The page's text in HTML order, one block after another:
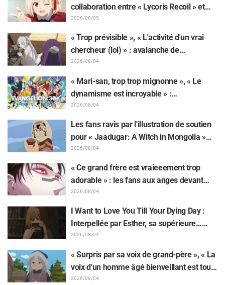
collaboration entre « Lycoris Recoil » et
Kumamine, créateur du « Chat au travail »,
suscite une pluie de « Yoshi ! »
2026/08/05
« Trop prévisible », « L'activité d'un vrai
chercheur (lol) » : avalanche de
moqueries affectueuses face à la peluche
de Frieren piégée par un Mimique lors
d'une exposition de « Frieren »
2026/08/04
« Mari-san, trop trop mignonne », « Le
dynamisme est incroyable » :
retentissement suite au dévoilement d'un
superbe dessin de Hidenori Matsubara
représentant les trois filles de « Neon
Genesis Evangelion » en combinaison
2026/08/04
Les fans ravis par l'illustration de soutien
pour « Jaadugar: A Witch in Mongolia »
dessinée par l'auteur de « Yowamushi
Pedal » : « Voilà ce qui se passe quand la
personne avec le style le plus différent
dessine ces personnages »
2026/08/04
« Ce grand frère est vraieeement trop
adorable » : les fans aux anges devant
Choso se rapprochant de Yūji Itadori sur
l'illustration inédite de l'exposition de
l'anime « JUJUTSU KAISEN »
2026/08/04
I Want to Love You Till Your Dying Day :
Interpellée par Esther, sa supérieure…
Synopsis, visuels, bande-annonce WEB et
affiches de l'épisode 5 de l'anime dévoilés
2026/08/04
« Surpris par sa voix de grand-père », « La
voix d'un homme âgé bienveillant est tout
aussi superbe » : Akira Ishida en chef de
2026/08/04